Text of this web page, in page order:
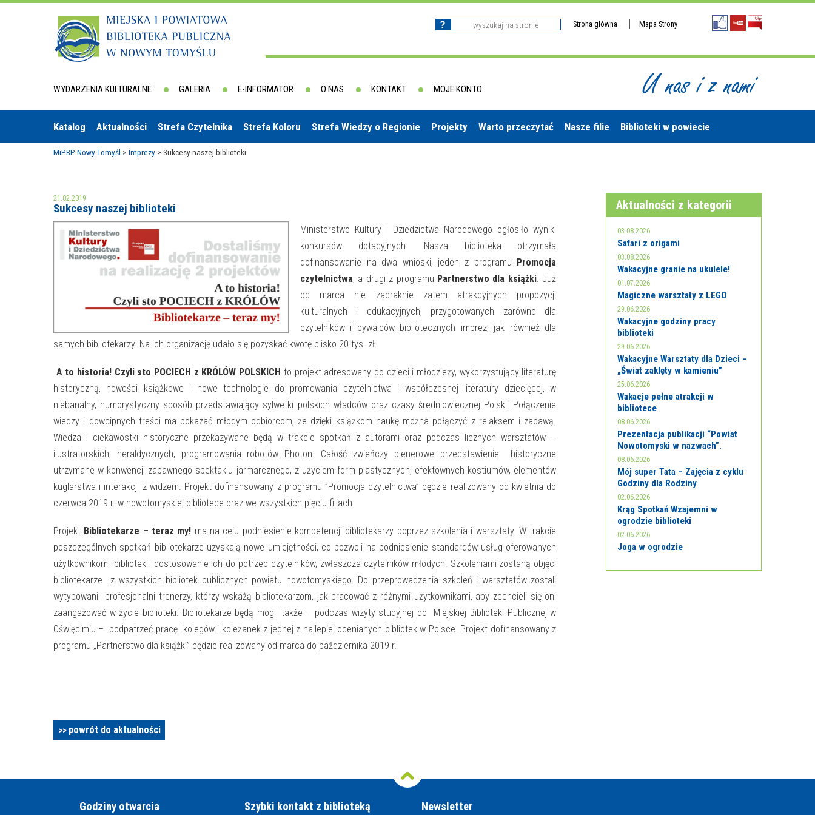
Strona główna Mapa Strony
WYDARZENIA KULTURALNE GALERIA E-INFORMATOR O NAS KONTAKT MOJE KONTO U nas i z nami
Katalog Aktualności Strefa Czytelnika Strefa Koloru Strefa Wiedzy o Regionie Projekty Warto przeczytać Nasze filie Biblioteki w powiecie
MiPBP Nowy Tomyśl > Imprezy > Sukcesy naszej biblioteki
21.02.2019
Sukcesy naszej biblioteki
Ministerstwo Kultury i Dziedzictwa Narodowego ogłosiło wyniki
konkursów dotacyjnych. Nasza biblioteka otrzymała
dofinansowanie na dwa wnioski, jeden z programu Promocja
czytelnictwa, a drugi z programu Partnerstwo dla książki. Już
od marca nie zabraknie zatem atrakcyjnych propozycji
kulturalnych i edukacyjnych, przygotowanych zarówno dla
czytelników i bywalców bibliotecznych imprez, jak również dla
samych bibliotekarzy. Na ich organizację udało się pozyskać kwotę blisko 20 tys. zł.
A to historia! Czyli sto POCIECH z KRÓLÓW POLSKICH to projekt adresowany do dzieci i młodzieży, wykorzystujący literaturę
historyczną, nowości książkowe i nowe technologie do promowania czytelnictwa i współczesnej literatury dziecięcej, w
niebanalny, humorystyczny sposób przedstawiający sylwetki polskich władców oraz czasy średniowiecznej Polski. Połączenie
wiedzy i dowcipnych treści ma pokazać młodym odbiorcom, że dzięki książkom naukę można połączyć z relaksem i zabawą.
Wiedza i ciekawostki historyczne przekazywane będą w trakcie spotkań z autorami oraz podczas licznych warsztatów –
ilustratorskich, heraldycznych, programowania robotów Photon. Całość zwieńczy plenerowe przedstawienie historyczne
utrzymane w konwencji zabawnego spektaklu jarmarcznego, z użyciem form plastycznych, efektownych kostiumów, elementów
kuglarstwa i interakcji z widzem. Projekt dofinansowany z programu ”Promocja czytelnictwa” będzie realizowany od kwietnia do
czerwca 2019 r. w nowotomyskiej bibliotece oraz we wszystkich pięciu filiach.
Projekt Bibliotekarze – teraz my! ma na celu podniesienie kompetencji bibliotekarzy poprzez szkolenia i warsztaty. W trakcie
poszczególnych spotkań bibliotekarze uzyskają nowe umiejętności, co pozwoli na podniesienie standardów usług oferowanych
użytkownikom bibliotek i dostosowanie ich do potrzeb czytelników, zwłaszcza czytelników młodych. Szkoleniami zostaną objęci
bibliotekarze z wszystkich bibliotek publicznych powiatu nowotomyskiego. Do przeprowadzenia szkoleń i warsztatów zostali
wytypowani profesjonalni trenerzy, którzy wskażą bibliotekarzom, jak pracować z różnymi użytkownikami, aby zechcieli się oni
zaangażować w życie biblioteki. Bibliotekarze będą mogli także – podczas wizyty studyjnej do Miejskiej Biblioteki Publicznej w
Oświęcimiu – podpatrzeć pracę kolegów i koleżanek z jednej z najlepiej ocenianych bibliotek w Polsce. Projekt dofinansowany z
programu „Partnerstwo dla książki” będzie realizowany od marca do października 2019 r.
powrót do aktualności
Aktualności z kategorii
03.08.2026
Safari z origami
03.08.2026
Wakacyjne granie na ukulele!
01.07.2026
Magiczne warsztaty z LEGO
29.06.2026
Wakacyjne godziny pracy
biblioteki
29.06.2026
Wakacyjne Warsztaty dla Dzieci –
„Świat zaklęty w kamieniu”
25.06.2026
Wakacje pełne atrakcji w
bibliotece
08.06.2026
Prezentacja publikacji “Powiat
Nowotomyski w nazwach”.
08.06.2026
Mój super Tata – Zajęcia z cyklu
Godziny dla Rodziny
02.06.2026
Krąg Spotkań Wzajemni w
ogrodzie biblioteki
02.06.2026
Joga w ogrodzie
Godziny otwarcia Szybki kontakt z biblioteką Newsletter